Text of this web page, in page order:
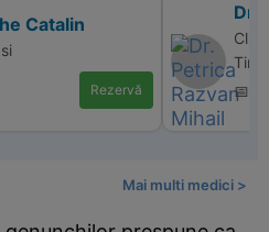
Catalin
Rezervă
Dr.
📅
Mai multi medici >